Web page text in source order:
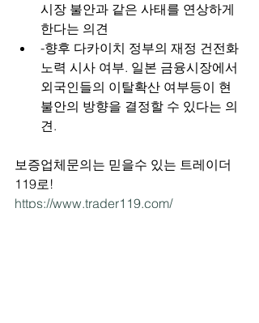
시장 불안과 같은 사태를 연상하게
한다는 의견
-향후 다카이치 정부의 재정 건전화
노력 시사 여부. 일본 금융시장에서
외국인들의 이탈확산 여부등이 현
불안의 방향을 결정할 수 있다는 의
견.
보증업체문의는 믿을수 있는 트레이더
119로!
https://www.trader119.com/